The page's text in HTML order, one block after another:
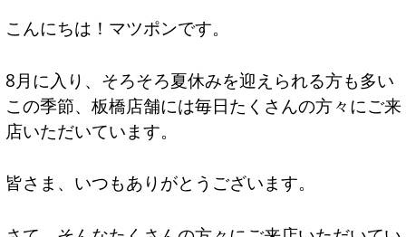
こんにちは！マツポンです。
8月に入り、そろそろ夏休みを迎えられる方も多い
この季節、板橋店舗には毎日たくさんの方々にご来
店いただいています。
皆さま、いつもありがとうございます。